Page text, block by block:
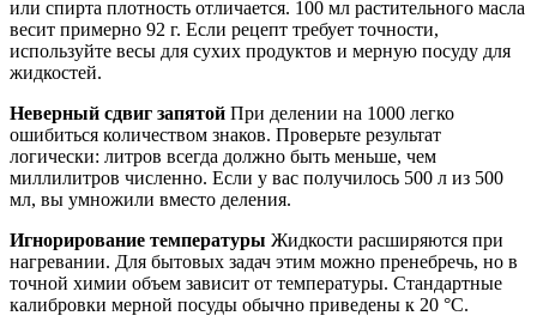
или спирта плотность отличается. 100 мл растительного масла
весит примерно 92 г. Если рецепт требует точности,
используйте весы для сухих продуктов и мерную посуду для
жидкостей.
Неверный сдвиг запятой При делении на 1000 легко
ошибиться количеством знаков. Проверьте результат
логически: литров всегда должно быть меньше, чем
миллилитров численно. Если у вас получилось 500 л из 500
мл, вы умножили вместо деления.
Игнорирование температуры Жидкости расширяются при
нагревании. Для бытовых задач этим можно пренебречь, но в
точной химии объем зависит от температуры. Стандартные
калибровки мерной посуды обычно приведены к 20 °C.